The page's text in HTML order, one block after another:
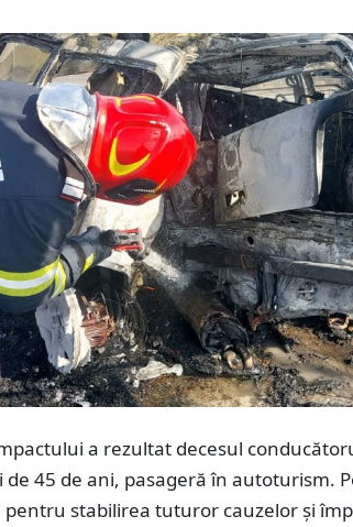
a rezultat decesul
de 45 de ani, pasageră în autoturism.
pentru stabilirea tuturor cauzelor și